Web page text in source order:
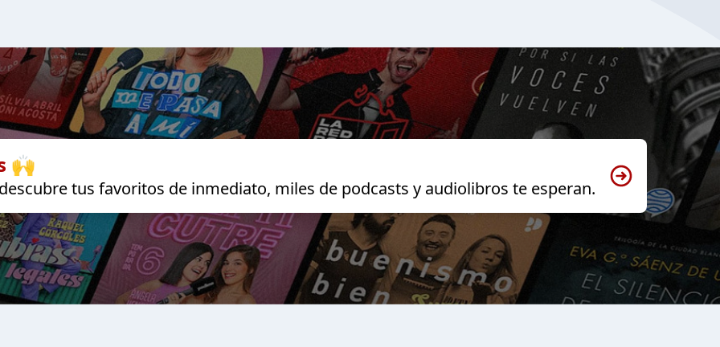
🙌
tus favoritos de inmediato, miles de podcasts y audiolibros te esperan.